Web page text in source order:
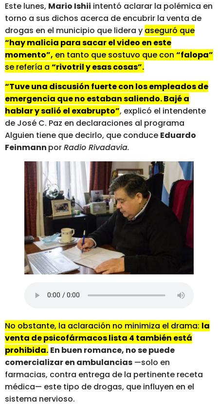
Este lunes, Mario Ishii intentó aclarar la polémica en
torno a sus dichos acerca de encubrir la venta de
drogas en el municipio que lidera y aseguró que
“hay malicia para sacar el video en este
momento”, en tanto que sostuvo que con “falopa”
se refería a “rivotril y esas cosas”.
“Tuve una discusión fuerte con los empleados de
emergencia que no estaban saliendo. Bajé a
hablar y salió el exabrupto”, explicó el intendente
de José C. Paz en declaraciones al programa
Alguien tiene que decirlo, que conduce Eduardo
Feinmann porRadio Rivadavia.
No obstante, la aclaración no minimiza el drama: la
venta de psicofármacos lista 4 también está
prohibida. En buen romance, no se puede
comercializar en ambulancias —solo en
farmacias, contra entrega de la pertinente receta
médica— este tipo de drogas, que influyen en el
sistema nervioso.